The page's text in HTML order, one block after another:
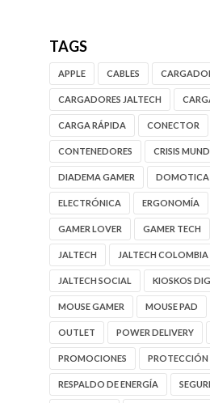
TAGS
APPLE CABLES
CARGADORES JALTECH
CARGA RÁPIDA CONECTOR
CONTENEDORES CRISIS
DIADEMA GAMER DOMOTICA
ELECTRÓNICA ERGONOMÍA
GAMER LOVER GAMER TECH
JALTECH JALTECH COLOMBIA
JALTECH SOCIAL KIOSKOS
MOUSE GAMER MOUSE PAD
OUTLET POWER DELIVERY
PROMOCIONES PROTECCIÓN
RESPALDO DE ENERGÍA